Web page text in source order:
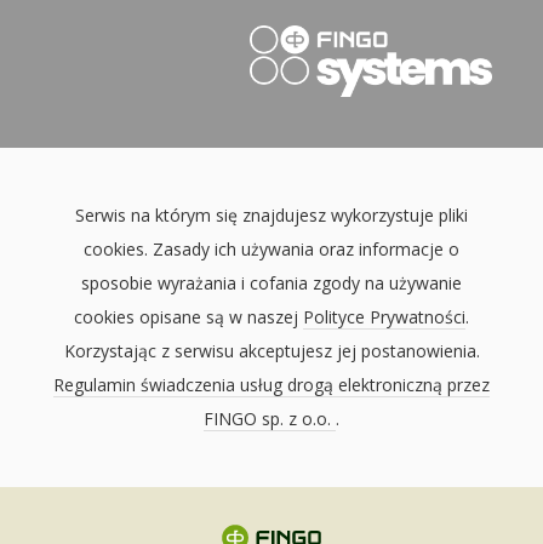
Serwis na którym się znajdujesz wykorzystuje pliki
cookies. Zasady ich używania oraz informacje o
sposobie wyrażania i cofania zgody na używanie
cookies opisane są w naszej Polityce Prywatności.
Korzystając z serwisu akceptujesz jej postanowienia.
Regulamin świadczenia usług drogą elektroniczną przez
FINGO sp. z o.o. .